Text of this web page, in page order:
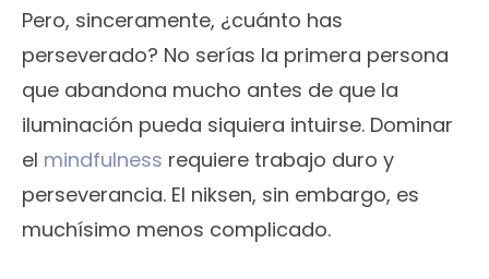
Pero, sinceramente, ¿cuánto has
perseverado? No serías la primera persona
que abandona mucho antes de que la
iluminación pueda siquiera intuirse. Dominar
el mindfulness requiere trabajo duro y
perseverancia. El niksen, sin embargo, es
muchísimo menos complicado.